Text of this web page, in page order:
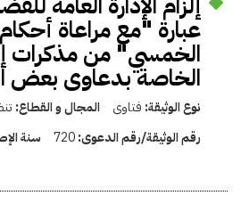
عبارة "مع مراعاة
الخمسي" من مذكرات
الخاصة بدعاوى بعض
نوع الوثيقة: فتاوى المجال و القطاع:
رقم الوثيقة/رقم الدعوى:720 سنة